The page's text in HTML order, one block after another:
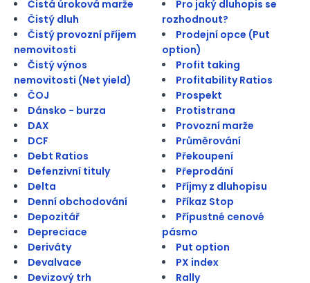
Čistá úroková marže
Čistý dluh
Čistý provozní příjem
nemovitosti
Čistý výnos
nemovitosti (Net yield)
ČOJ
Dánsko - burza
DAX
DCF
Debt Ratios
Defenzivní tituly
Delta
Denní obchodování
Depozitář
Depreciace
Deriváty
Devalvace
Devizový trh
Pro jaký dluhopis se
rozhodnout?
Prodejní opce (Put
option)
Profit taking
Profitability Ratios
Prospekt
Protistrana
Provozní marže
Průměrování
Překoupení
Přeprodání
Příjmy z dluhopisu
Příkaz Stop
Přípustné cenové
pásmo
Put option
PX index
Rally